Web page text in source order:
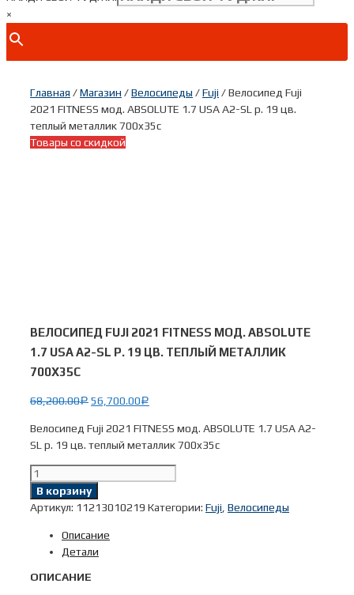
×
Главная /Магазин /Велосипеды /Fuji / Велосипед Fuji
2021 FITNESS мод. ABSOLUTE 1.7 USA A2-SL р. 19 цв.
теплый металлик 700x35c
Товары со скидкой
ВЕЛОСИПЕД FUJI 2021 FITNESS МОД. ABSOLUTE
1.7 USA A2-SL Р. 19 ЦВ. ТЕПЛЫЙ МЕТАЛЛИК
700X35C
68,200.00Р 56,700.00 Р
Велосипед Fuji 2021 FITNESS мод. ABSOLUTE 1.7 USA A2-
SL р. 19 цв. теплый металлик 700x35c
Количество
товара
Велосипед
2021
FITNESS
мод.
В корзину
Артикул: 11213010219 Категории: Fuji Велосипеды
Описание
Детали
ОПИСАНИЕ